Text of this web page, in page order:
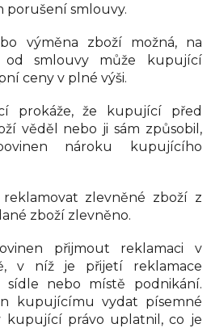
porušení smlouvy.
výměna zboží možná, na
od smlouvy může kupující
ceny v plné výši.
prokáže, že kupující před
věděl nebo ji sám způsobil,
nároku kupujícího
zlevněné zboží z
zboží zlevněno.
přijmout reklamaci v
v níž je přijetí reklamace
nebo místě podnikání.
kupujícímu vydat písemné
právo uplatnil, co je